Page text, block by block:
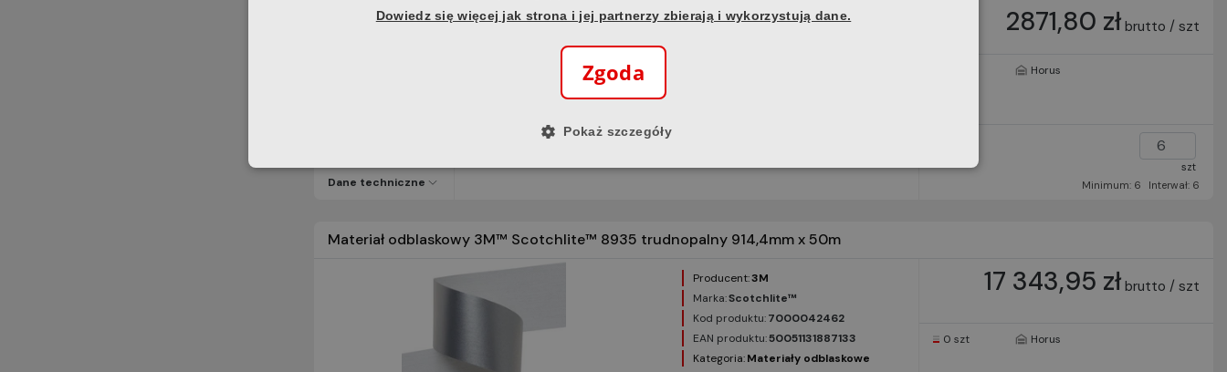
Producent:3M
Dane techniczne
2871,80 zł brutto / szt
Horus
szt
Minimum: 6
Interwał: 6
Materiał odblaskowy 3M™ Scotchlite™ 8935 trudnopalny 914,4mm x 50m
Producent:3M
Marka:Scotchlite™
Kod produktu:7000042462
EAN produktu:50051131887133
Kategoria:Materiały odblaskowe
17 343,95 zł brutto / szt
0 szt Horus
Dowiedz się więcej jak strona i jej partnerzy zbierają i wykorzystują dane.
Zgoda
Pokaż szczegóły